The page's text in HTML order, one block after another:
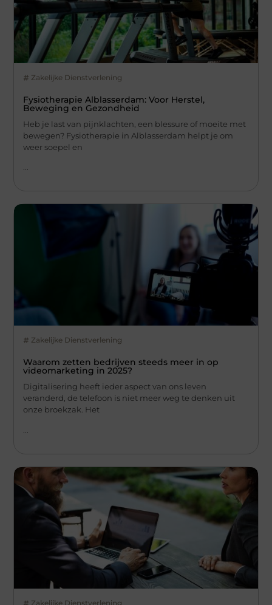
Zakelijke Dienstverlening
Fysiotherapie Alblasserdam: Voor Herstel,
Beweging en Gezondheid
Heb je last van pijnklachten, een blessure of moeite met
bewegen? Fysiotherapie in Alblasserdam helpt je om
weer soepel en
...
Zakelijke Dienstverlening
Waarom zetten bedrijven steeds meer in op
videomarketing in 2025?
Digitalisering heeft ieder aspect van ons leven
veranderd, de telefoon is niet meer weg te denken uit
onze broekzak. Het
Zakelijke Dienstverlening